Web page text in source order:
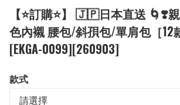
【⭐訂購⭐】 🇯🇵日本直送 🌀❣️
色內襯 腰包/斜孭包/單肩包［12
[EKGA-0099][260903]
款式